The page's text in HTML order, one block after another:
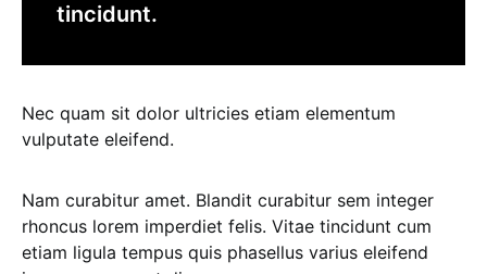
tincidunt.
Nec quam sit dolor ultricies etiam elementum
vulputate eleifend.
Nam curabitur amet. Blandit curabitur sem integer
rhoncus lorem imperdiet felis. Vitae tincidunt cum
etiam ligula tempus quis phasellus varius eleifend